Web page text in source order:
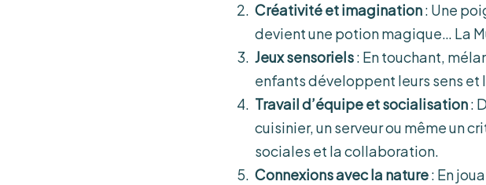
Créativité et imagination: Une
devient une potion magique… La
Jeux sensoriels: En touchant,
enfants développent leurs sens et
Travail d’équipe et socialisation:
cuisinier, un serveur ou même un
sociales et la collaboration.
Connexions avec la nature: En